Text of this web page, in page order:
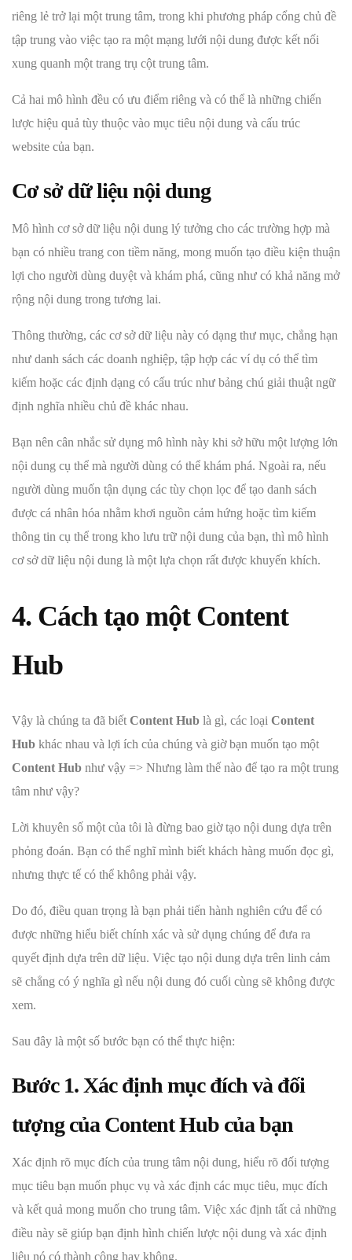
riêng lẻ trở lại một trung tâm, trong khi phương pháp cổng chủ đề
tập trung vào việc tạo ra một mạng lưới nội dung được kết nối
xung quanh một trang trụ cột trung tâm.
Cả hai mô hình đều có ưu điểm riêng và có thể là những chiến
lược hiệu quả tùy thuộc vào mục tiêu nội dung và cấu trúc
website của bạn.
Cơ sở dữ liệu nội dung
Mô hình cơ sở dữ liệu nội dung lý tưởng cho các trường hợp mà
bạn có nhiều trang con tiềm năng, mong muốn tạo điều kiện thuận
lợi cho người dùng duyệt và khám phá, cũng như có khả năng mở
rộng nội dung trong tương lai.
Thông thường, các cơ sở dữ liệu này có dạng thư mục, chẳng hạn
như danh sách các doanh nghiệp, tập hợp các ví dụ có thể tìm
kiếm hoặc các định dạng có cấu trúc như bảng chú giải thuật ngữ
định nghĩa nhiều chủ đề khác nhau.
Bạn nên cân nhắc sử dụng mô hình này khi sở hữu một lượng lớn
nội dung cụ thể mà người dùng có thể khám phá. Ngoài ra, nếu
người dùng muốn tận dụng các tùy chọn lọc để tạo danh sách
được cá nhân hóa nhằm khơi nguồn cảm hứng hoặc tìm kiếm
thông tin cụ thể trong kho lưu trữ nội dung của bạn, thì mô hình
cơ sở dữ liệu nội dung là một lựa chọn rất được khuyến khích.
4. Cách tạo một Content
Hub
Vậy là chúng ta đã biết Content Hub là gì, các loại Content
Hub khác nhau và lợi ích của chúng và giờ bạn muốn tạo một
Content Hub như vậy => Nhưng làm thế nào để tạo ra một trung
tâm như vậy?
Lời khuyên số một của tôi là đừng bao giờ tạo nội dung dựa trên
phỏng đoán. Bạn có thể nghĩ mình biết khách hàng muốn đọc gì,
nhưng thực tế có thể không phải vậy.
Do đó, điều quan trọng là bạn phải tiến hành nghiên cứu để có
được những hiểu biết chính xác và sử dụng chúng để đưa ra
quyết định dựa trên dữ liệu. Việc tạo nội dung dựa trên linh cảm
sẽ chẳng có ý nghĩa gì nếu nội dung đó cuối cùng sẽ không được
xem.
Sau đây là một số bước bạn có thể thực hiện:
Bước 1. Xác định mục đích và đối
tượng của Content Hub của bạn
Xác định rõ mục đích của trung tâm nội dung, hiểu rõ đối tượng
mục tiêu bạn muốn phục vụ và xác định các mục tiêu, mục đích
và kết quả mong muốn cho trung tâm. Việc xác định tất cả những
điều này sẽ giúp bạn định hình chiến lược nội dung và xác định
liệu nó có thành công hay không.